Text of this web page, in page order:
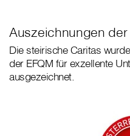
Auszeichnungen
Die steirische Caritas
der EFQM für exzellente
ausgezeichnet.